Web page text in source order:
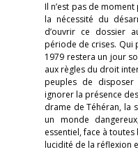
Il n’est pas de
la nécessité du
d’ouvrir ce dossier
période de crises. Qui
1979 restera un jour
aux règles du droit
peuples de
ignorer la présence
drame de Téhéran, la
un monde
essentiel, face à
lucidité de la réflexion